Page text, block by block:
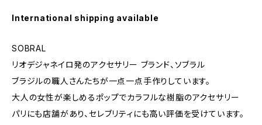
International shipping available
SOBRAL
リオデジャネイロ発のアクセサリー ブランド、ソブラル
ブラジルの職人さんたちが一点一点手作りしています。
大人の女性が楽しめるポップでカラフルな樹脂のアクセサリー
パリにも店舗があり、セレブリティにも高い評価を受けています。